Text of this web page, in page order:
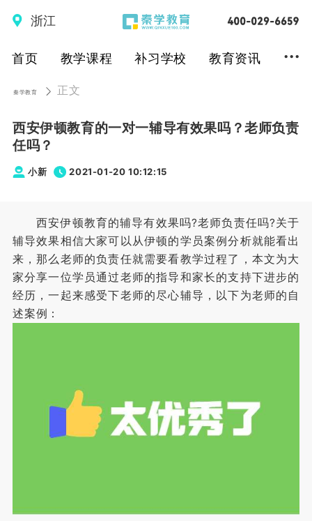
浙江
首页 教学课程 补习学校 教育资讯 ...
秦学教育 正文
西安伊顿教育的一对一辅导有效果吗？老师负责
任吗？
小新 2021-01-20 10:12:15
西安伊顿教育的辅导有效果吗?老师负责任吗?关于
辅导效果相信大家可以从伊顿的学员案例分析就能看出
来，那么老师的负责任就需要看教学过程了，本文为大
家分享一位学员通过老师的指导和家长的支持下进步的
经历，一起来感受下老师的尽心辅导，以下为老师的自
述案例：